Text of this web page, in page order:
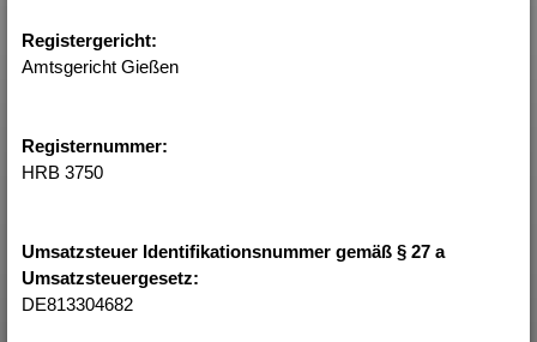
Registergericht:
Amtsgericht Gießen
Registernummer:
HRB 3750
Umsatzsteuer Identifikationsnummer gemäß § 27 a
Umsatzsteuergesetz:
DE813304682